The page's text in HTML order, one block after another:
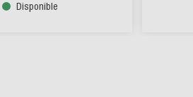
Disponible